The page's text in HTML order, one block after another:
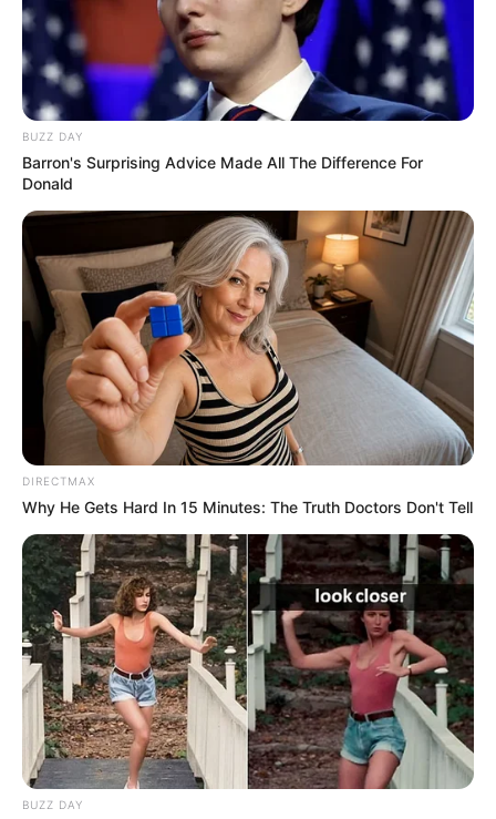
BUZZ DAY
Barron's Surprising Advice Made All The Difference For
Donald
DIRECTMAX
Why He Gets Hard In 15 Minutes: The Truth Doctors Don't Tell
BUZZ DAY